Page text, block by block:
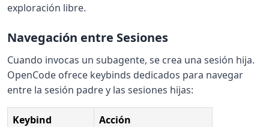
exploración libre.
Navegación entre Sesiones
Cuando invocas un subagente, se crea una sesión hija.
OpenCode ofrece keybinds dedicados para navegar
entre la sesión padre y las sesiones hijas:
Keybind Acción